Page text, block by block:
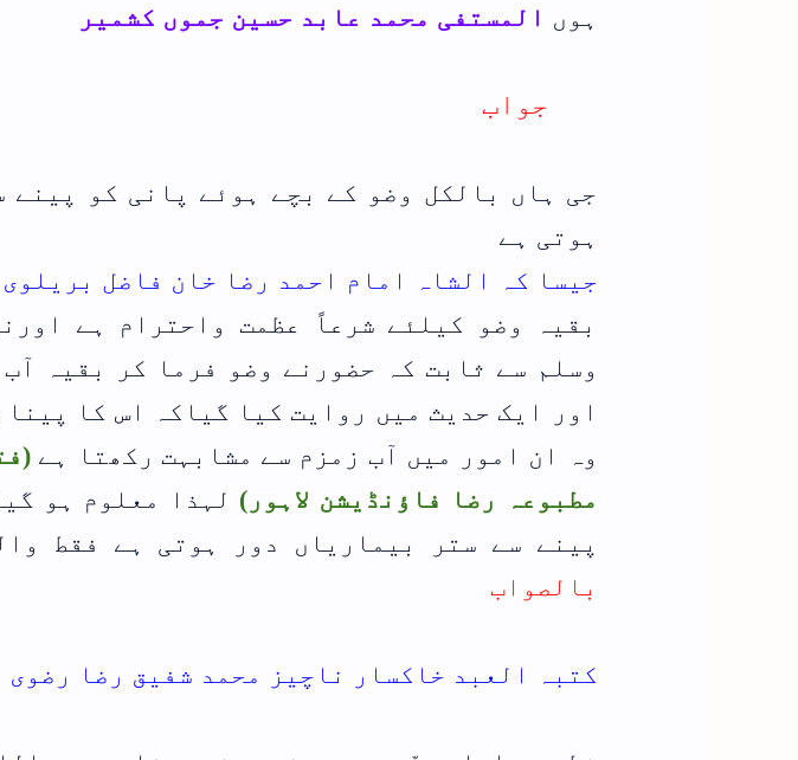
ہوں المستفی محمد عابد حسین جموں کشمیر
جواب
جی ہاں بالکل وضو کے بچے ہوئے پانی کو پینے
ہوتی ہے
جیسا کہ الشاہ امام احمد رضا خان فاضل
بقیہ وضو کیلئے شرعاً عظمت واحترام ہے
وسلم سے ثابت کہ حضورنے وضو فرما کر بقیہ
وہ ان امور میں آب زمزم سے مشابہت رکھتا ہے
مطبوعہ رضا فاؤنڈیشن لاہور) لہذا معلوم ہو
پینے سے ستر بیماریاں دور ہوتی ہے فقط
بالصواب
کتبہ العبد خاکسار ناچیز محمد شفیق رضا رضوی